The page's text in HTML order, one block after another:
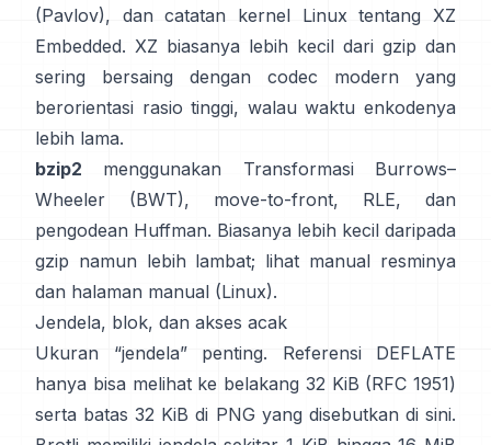
(Pavlov), dan catatan kernel Linux tentang XZ
Embedded. XZ biasanya lebih kecil dari gzip dan
sering bersaing dengan codec modern yang
berorientasi rasio tinggi, walau waktu enkodenya
lebih lama.
bzip2 menggunakan
Transformasi Burrows–
Wheeler (BWT), move-to-front, RLE, dan
pengodean Huffman. Biasanya lebih kecil daripada
gzip namun lebih lambat; lihat manual resminya
dan halaman manual (Linux).
Jendela, blok, dan akses acak
Ukuran “jendela” penting. Referensi DEFLATE
hanya bisa melihat ke belakang 32 KiB (RFC 1951)
serta batas 32 KiB di PNG yang disebutkan di sini.